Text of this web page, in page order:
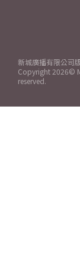
新城廣播有限公司
Copyright 2026©
reserved.